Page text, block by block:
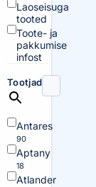
Laoseisuga
tooted
Toote- ja
pakkumise
infost
Tootjad
Antares
90
Aptany
18
Atlander